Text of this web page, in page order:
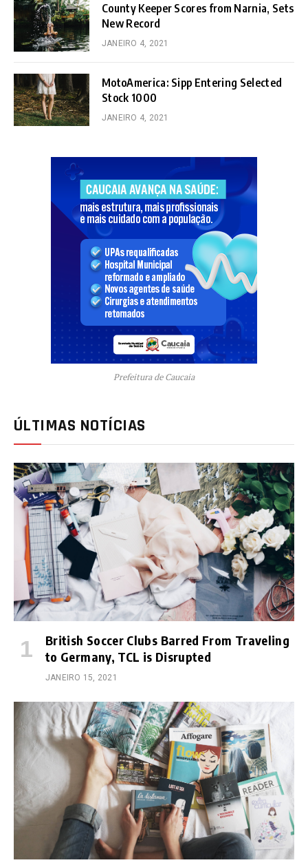
County Keeper Scores from Narnia, Sets
New Record
JANEIRO 4, 2021
MotoAmerica: Sipp Entering Selected
Stock 1000
JANEIRO 4, 2021
Prefeitura de Caucaia
ÚLTIMAS NOTÍCIAS
British Soccer Clubs Barred From Traveling
to Germany, TCL is Disrupted
JANEIRO 15, 2021